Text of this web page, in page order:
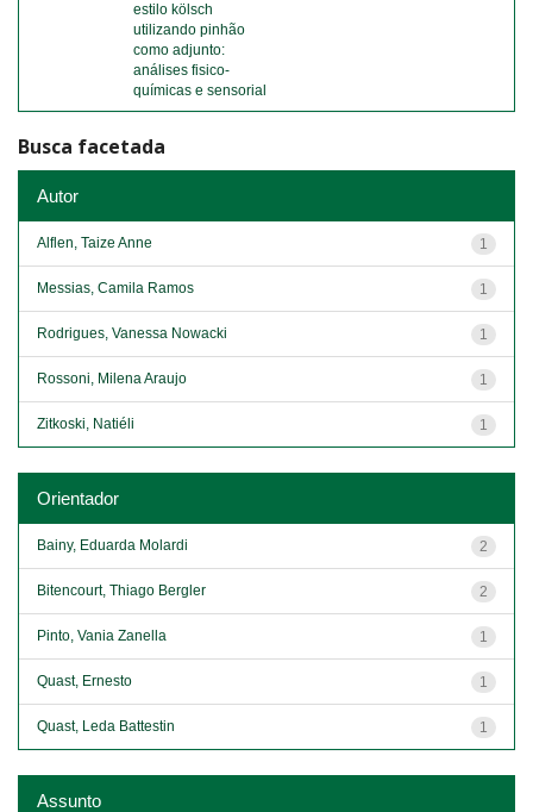
estilo kölsch
utilizando pinhão
como adjunto:
análises fisico-
químicas e sensorial
Busca facetada
Autor
1
Alflen, Taize Anne
1
Messias, Camila Ramos
1
Rodrigues, Vanessa Nowacki
1
Rossoni, Milena Araujo
1
Zitkoski, Natiéli
Orientador
2
Bainy, Eduarda Molardi
2
Bitencourt, Thiago Bergler
1
Pinto, Vania Zanella
1
Quast, Ernesto
1
Quast, Leda Battestin
Assunto